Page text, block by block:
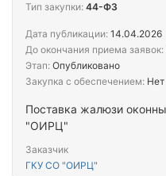
Поставка жалюзи
"ОИРЦ"
Заказчик
ГКУ СО "ОИРЦ"
Тип закупки: 44-ФЗ
Дата публикации: 14.04.2026
До окончания приема заявок:
Этап: Опубликовано
Закупка с обеспечением: Нет